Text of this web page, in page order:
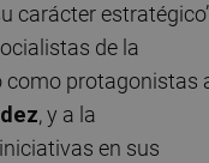
carácter
de la
como protagonistas
, y a la
en sus